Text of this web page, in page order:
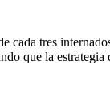
tres
que la